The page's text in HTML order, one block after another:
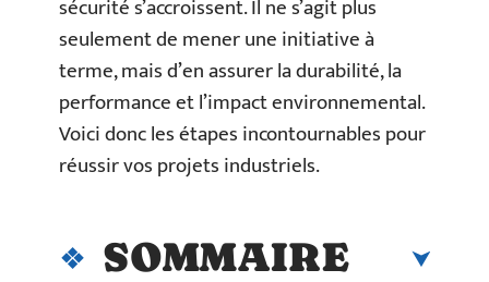
sécurité s’accroissent. Il ne s’agit plus
seulement de mener une initiative à
terme, mais d’en assurer la durabilité, la
performance et l’impact environnemental.
Voici donc les étapes incontournables pour
réussir vos projets industriels.
SOMMAIRE